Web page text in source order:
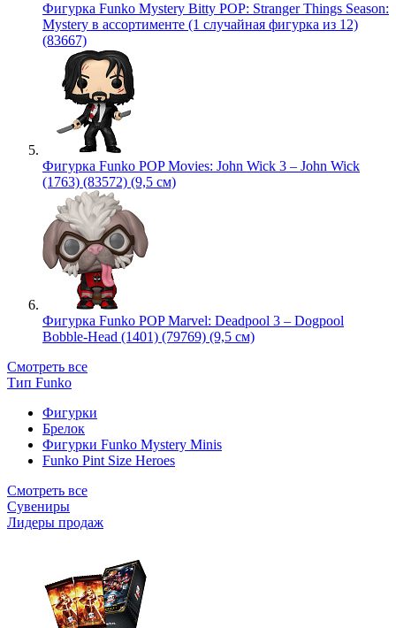
Фигурка Funko Mystery Bitty POP: Stranger Things Season:
Mystery в ассортименте (1 случайная фигурка из 12)
(83667)
Фигурка Funko POP Movies: John Wick 3 – John Wick
(1763) (83572) (9,5 см)
Фигурка Funko POP Marvel: Deadpool 3 – Dogpool
Bobble-Head (1401) (79769) (9,5 см)
Смотреть все
Тип Funko
Фигурки
Брелок
Фигурки Funko Mystery Minis
Funko Pint Size Heroes
Смотреть все
Сувениры
Лидеры продаж